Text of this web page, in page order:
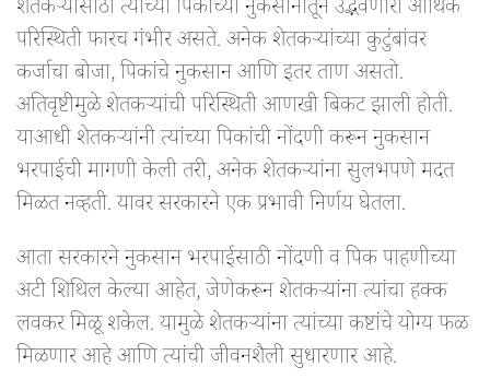
शेतकऱ्यांसाठी त्यांच्या पिकांच्या नुकसानीतून उद्भवणारी आर्थिक
परिस्थिती फारच गंभीर असते. अनेक शेतकऱ्यांच्या कुटुंबांवर
कर्जाचा बोजा, पिकांचे नुकसान आणि इतर ताण असतो.
अतिवृष्टीमुळे शेतकऱ्यांची परिस्थिती आणखी बिकट झाली होती.
याआधी शेतकऱ्यांनी त्यांच्या पिकांची नोंदणी करून नुकसान
भरपाईची मागणी केली तरी, अनेक शेतकऱ्यांना सुलभपणे मदत
मिळत नव्हती. यावर सरकारने एक प्रभावी निर्णय घेतला.
आता सरकारने नुकसान भरपाईसाठी नोंदणी व पिक पाहणीच्या
अटी शिथिल केल्या आहेत, जेणेकरून शेतकऱ्यांना त्यांचा हक्क
लवकर मिळू शकेल. यामुळे शेतकऱ्यांना त्यांच्या कष्टांचे योग्य फळ
मिळणार आहे आणि त्यांची जीवनशैली सुधारणार आहे.